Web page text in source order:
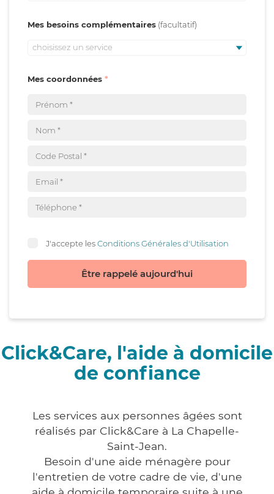
Mes besoins complémentaires
choisissez un service
Mes coordonnées
J'accepte lesConditions Générales d'Utilisation
Être rappelé aujourd'hui
Click&Care, l'aide à domicile
de confiance
Les services aux personnes âgées sont
réalisés par Click&Care à La Chapelle-
Saint-Jean.
Besoin d'une aide ménagère pour
l'entretien de votre cadre de vie, d'une